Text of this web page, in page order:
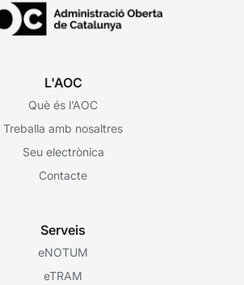
L'AOC
Què és l’AOC
Treballa amb nosaltres
Seu electrònica
Contacte
Serveis
eNOTUM
eTRAM